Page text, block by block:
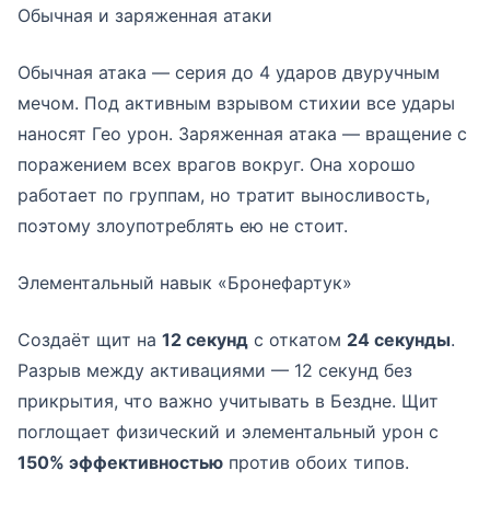
Обычная и заряженная атаки
Обычная атака — серия до 4 ударов двуручным
мечом. Под активным взрывом стихии все удары
наносят Гео урон. Заряженная атака — вращение с
поражением всех врагов вокруг. Она хорошо
работает по группам, но тратит выносливость,
поэтому злоупотреблять ею не стоит.
Элементальный навык «Бронефартук»
Создаёт щит на 12 секунд с откатом 24 секунды.
Разрыв между активациями — 12 секунд без
прикрытия, что важно учитывать в Бездне. Щит
поглощает физический и элементальный урон с
150% эффективностью против обоих типов.